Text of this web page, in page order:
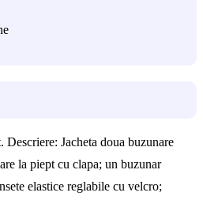
Descriere: Jacheta doua buzunare
la piept cu clapa; un buzunar
elastice reglabile cu velcro;